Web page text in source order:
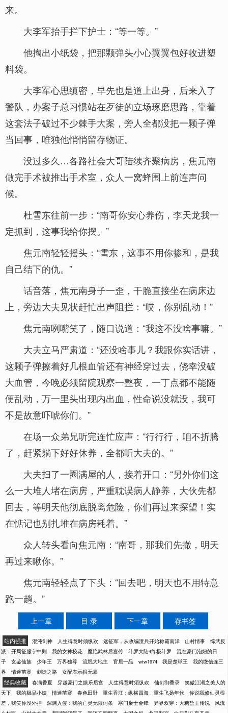
来。
大李军抬手拦下护士：“等一等。”
他掏出小纸袋，把那颗弹头小心翼翼包好收进塑
料袋。
大李军心思缜密，早先也是道上出身，后来入了
警队，办案子总习惯站在歹徒的立场琢磨思路，靠着
这套法子破过不少棘手大案，旁人全都没把一颗子弹
当回事，唯独他悄悄留存物证。
没过多久…各路社会大哥陆续齐聚病房，焦元南
做完手术被推出手术室，众人一窝蜂围上前连声问
候。
杜雪东往前一步：“南哥你安心养伤，李天龙我一
定抓到，这事我给你摆。”
焦元南轻轻摇头：“雪东，这事不用你掺和，是我
自己结下的仇。”
话音落，焦元南身子一歪，干脆直接坐在病床边
上，旁边大夫见状赶忙出声阻拦：“哎，你别乱动！”
焦元南咧嘴笑了，随口说道：“我这不没啥事嘛。”
大夫立马严肃道：“还没啥事儿？我跟你实话讲，
这颗子弹擦着好几根血管还有神经穿过去，侥幸没破
大血管，今晚必须留院观察一整夜，一丁点都不能随
便乱动，万一里头出现内出血，性命说没就没，我可
不是故意吓唬你们。”
在场一众弟兄听完连忙应声：“行行行，咱不折腾
了，赶紧躺下好好休养，全都听大夫的。”
大夫扫了一圈满屋的人，接着开口：“另外你们这
么一大堆人堵在病房，严重耽误病人静养，大伙先都
回去，等明天他彻底脱离危险，你们再过来探望！实
在惦记也别扎堆在病房耗着。”
众人转头看向焦元南：“南哥，那我们先撤，明天
再过来瞅你。”
焦元南轻轻点了下头：“回去吧，明天也不用特意
跑一趟。”
上一章 目 录 下一章 存书签
站内强推 混沌剑神 人生得意时须纵欢 远征军，从收编溃兵开始称霸南洋 山村情事
综武反
派：开局征服宁中则
我的女神校花 魔艳武林后宫传 斗罗大陆4终极斗罗
混在豪门泡妞的日
子
玄鉴仙族 少年王 万界独尊 流氓大地主 官居一品 wtw1974 我是楚球王
我的微信连三
界
情迷苗寨 剑徒之路 女配表示很无辜
经典收藏 春满香夏 穿越豪门之娱乐后宫 人生得意时须纵欢 仙剑御香录
笑傲江湖之美人的
天下
我的极品小姨 情迷苗寨 春色田野 重生香江：纵横四海 重生飞扬年代
你说我修仙灵根
差，我笑你没外挂
深渊入侵：我的亡灵无限词条 寒门枭士金锋 异界双穿：大糖盐王传说
风流